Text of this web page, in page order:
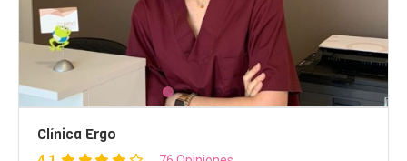
Clínica Ergo